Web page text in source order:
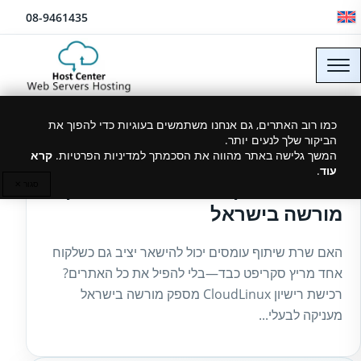
דלג לתוכן 08-9461435
כמו רוב האתרים, גם אנחנו משתמשים בעוגיות כדי להפוך את
הביקור שלך לנעים יותר.
המשך גלישה באתר מהווה את הסכמתך למדיניות הפרטיות. קרא
עוד.
27/11/2025
מורשה בישראל
האם שרת שיתוף עומסים יכול להישאר יציב גם כשלקוח
אחד מריץ סקריפט כבד—בלי להפיל את כל האתרים?
רכישת רישיון CloudLinux מספק מורשה בישראל
מעניקה לבעלי...